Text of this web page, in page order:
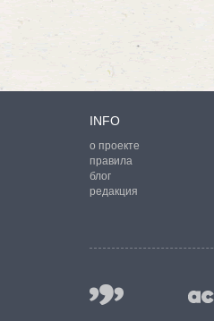
INFO
о проекте
правила
блог
редакция